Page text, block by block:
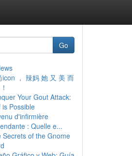
Go
icon ， 辣妈 她 又 美 而
Your Gout Attack:
is Possible
d'infirmière
: Quelle e...
Secrets of the Gnome